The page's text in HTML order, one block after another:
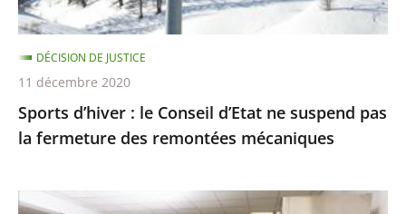
pas
la
fermeture
des
remontées
mécaniques
Sports d’hiver : le Conseil d’Etat ne suspend pas
la fermeture des remontées mécaniques
DÉCISION DE JUSTICE
11 décembre 2020
Les